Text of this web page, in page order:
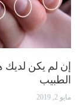
إن لم يكن لديك
الطبيب
مايو 2, 2019